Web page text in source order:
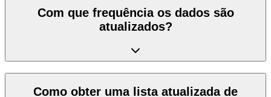
Com que frequência os dados são
atualizados?
Como obter uma lista atualizada de